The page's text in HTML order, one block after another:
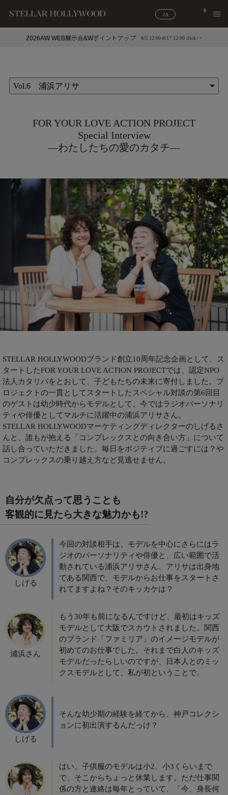
JA
0
2026AW WEB展示会&Wポイントアップ 8/5 12:00-8/17 12:00 click>>
Vol.6 浦浜アリサ
FOR YOUR LOVE ACTION PROJECT
Special Interview
―わたしたちの愛のカタチ―
STELLAR HOLLYWOODブランド創立10周年記念企画として、ス
タートしたFOR YOUR LOVE ACTION PROJECTでは、認定NPO
法人カタリバをとおして、子どもたちの未来に寄付しました。プ
ロジェクトの一貫としてスタートしたスペシャル対談の第6回目
のゲストは幼少時代からモデルとして、今ではラジオパーソナリ
ティや俳優としてマルチに活躍中の浦浜アリサさん。
STELLAR HOLLYWOODマーケティングディレクターのしげるさ
んと、誰もが抱える「コンプレックスとの向き合い方」について
話し合っていただきました。毎日をポジティブに過ごすには？や
コンプレックスの乗り越え方など見逃せません。
自分が欠点って思うことも​
客観的に見たら大きな魅力かも!?
しげる
今回の対談相手は、モデルを中心にさらにはラ
ジオのパーソナリティや俳優と、広い範囲で活
動されている浦浜アリサさん。アリサは出身地
である関西で、モデルからお仕事をスタートさ
れてますよね？そのキッカケは？
浦浜さん
もう30年も前になるんですけど、最初はキッズ
モデルとして大阪でスカウトされました。関西
のブランド「ファミリア」のイメージモデルが
初めてのお仕事でした。それまで白人のキッズ
モデルだったらしいのですが、日本人とのミッ
クスモデルとして、私が初ということで。
しげる
そんな幼少期の経験を経てから、神戸コレクシ
ョンに初出演するんだっけ？
はい、子供服のモデルは小2、小3くらいまで
で、そこからちょっと休業します。ただ仕事関
係の方と連絡は毎年とっていて、「今、身長何